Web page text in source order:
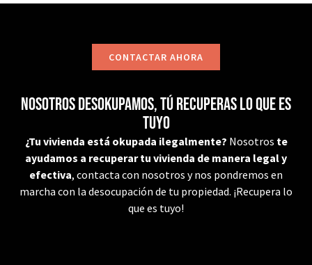
CONTACTAR AHORA
Nosotros desokupamos, tú recuperas lo que es
tuyo
¿Tu vivienda está okupada ilegalmente? Nosotros te
ayudamos a recuperar tu vivienda de manera legal y
efectiva, contacta con nosotros y nos pondremos en
marcha con la desocupación de tu propiedad. ¡Recupera lo
que es tuyo!